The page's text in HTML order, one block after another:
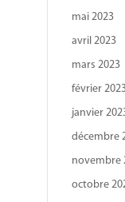
mai 2023
avril 2023
mars 2023
février
janvier
décembre
novembre
octobre